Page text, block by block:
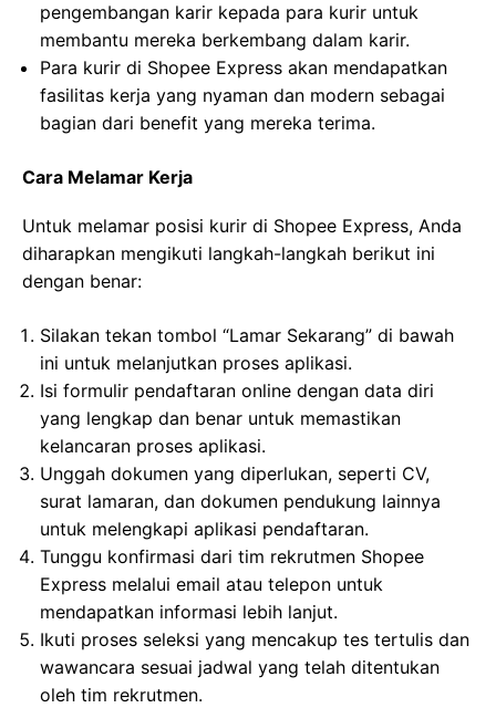
pengembangan karir kepada para kurir untuk
membantu mereka berkembang dalam karir.
Para kurir di Shopee Express akan mendapatkan
fasilitas kerja yang nyaman dan modern sebagai
bagian dari benefit yang mereka terima.
Cara Melamar Kerja
Untuk melamar posisi kurir di Shopee Express, Anda
diharapkan mengikuti langkah-langkah berikut ini
dengan benar:
Silakan tekan tombol “Lamar Sekarang” di bawah
ini untuk melanjutkan proses aplikasi.
Isi formulir pendaftaran online dengan data diri
yang lengkap dan benar untuk memastikan
kelancaran proses aplikasi.
Unggah dokumen yang diperlukan, seperti CV,
surat lamaran, dan dokumen pendukung lainnya
untuk melengkapi aplikasi pendaftaran.
Tunggu konfirmasi dari tim rekrutmen Shopee
Express melalui email atau telepon untuk
mendapatkan informasi lebih lanjut.
Ikuti proses seleksi yang mencakup tes tertulis dan
wawancara sesuai jadwal yang telah ditentukan
oleh tim rekrutmen.